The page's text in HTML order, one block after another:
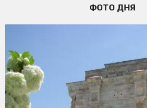
ФОТО ДНЯ